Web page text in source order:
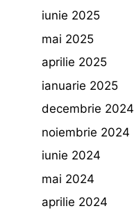
iunie 2025
mai 2025
aprilie 2025
ianuarie 2025
decembrie 2024
noiembrie 2024
iunie 2024
mai 2024
aprilie 2024